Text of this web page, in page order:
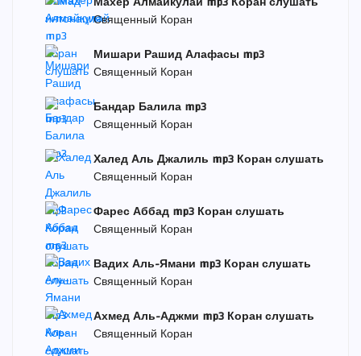
Священный Коран
Мишари Рашид Алафасы mp3
Священный Коран
Бандар Балила mp3
Священный Коран
Халед Аль Джалиль mp3 Коран слушать
Священный Коран
Фарес Аббад mp3 Коран слушать
Священный Коран
Вадих Аль-Ямани mp3 Коран слушать
Священный Коран
Ахмед Аль-Аджми mp3 Коран слушать
Священный Коран